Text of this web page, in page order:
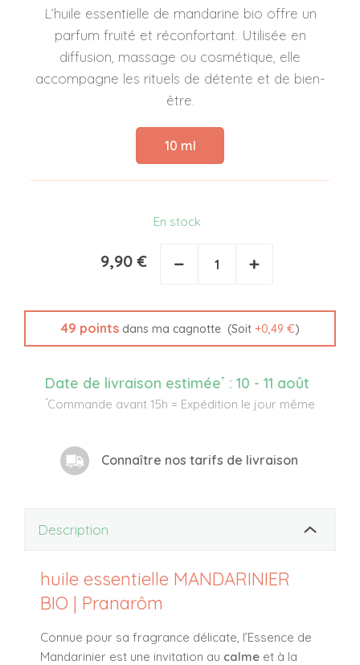
L’huile essentielle de mandarine bio offre un
parfum fruité et réconfortant. Utilisée en
diffusion, massage ou cosmétique, elle
accompagne les rituels de détente et de bien-
être.
10 ml
En stock
9,90 € − +
49 pointsdans ma cagnotte (Soit +0,49 €)
Date de livraison estimée* : 10 - 11 août
*Commande avant 15h = Expédition le jour même
Connaître nos tarifs de livraison
Description
huile essentielle MANDARINIER
BIO | Pranarôm
Connue pour sa fragrance délicate, l’Essence de
Mandarinier est une invitation au calme et à la